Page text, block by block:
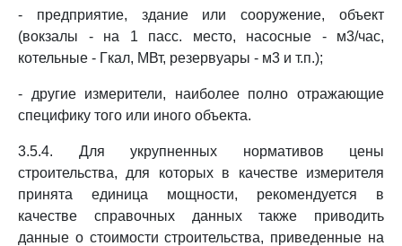
- предприятие, здание или сооружение, объект
(вокзалы - на 1 пасс. место, насосные - м3/час,
котельные - Гкал, МВт, резервуары - м3 и т.п.);
- другие измерители, наиболее полно отражающие
специфику того или иного объекта.
3.5.4. Для укрупненных нормативов цены
строительства, для которых в качестве измерителя
принята единица мощности, рекомендуется в
качестве справочных данных также приводить
данные о стоимости строительства, приведенные на